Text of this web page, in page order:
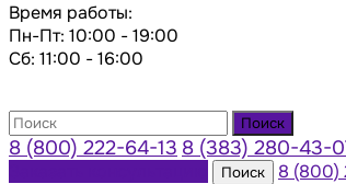
Время работы:
Пн-Пт: 10:00 - 19:00
Сб: 11:00 - 16:00
Поиск
8 (800) 222-64-13 8 (383) 280-43-
Поиск
8 (800)